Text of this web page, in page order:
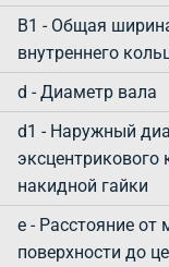
B1 - Общая
внутреннего
d - Диаметр вала
d1 - Наружный
эксцентрикового
накидной гайки
e - Расстояние от
поверхности до